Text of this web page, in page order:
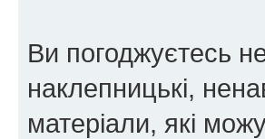
Ви погоджуєтесь
наклепницькі,
матеріали, які